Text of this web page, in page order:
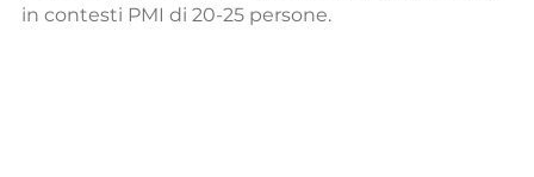
in contesti PMI di 20-25 persone.